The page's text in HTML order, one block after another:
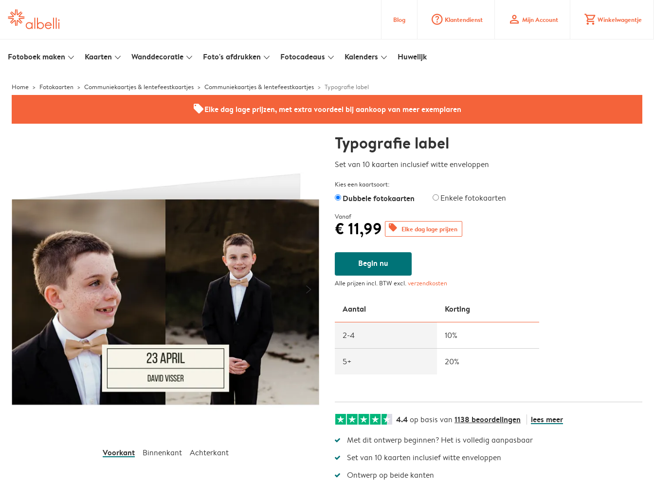
Blog question_mark_circle Klantendienst profile Mijn Account shopping_cart Winkelwagentje
Fotoboek maken slim_arrow_down Kaarten slim_arrow_down Wanddecoratie slim_arrow_down Foto's afdrukken slim_arrow_down Fotocadeaus slim_arrow_down Kalenders slim_arrow_down Huwelijk
Home Fotokaarten Communiekaartjes & lentefeestkaartjes Communiekaartjes & lentefeestkaartjes Typografie label
offersElke dag lage prijzen, met extra voordeel bij aankoop van meer exemplaren
Voorkant Binnenkant Achterkant
Typografie label
Set van 10 kaarten inclusief witte enveloppen
Kies een kaartsoort:
Dubbele fotokaarten Enkele fotokaarten
Vanaf
€ 11,99 offers Elke dag lage prijzen
Begin nu
Alle prijzen incl. BTW excl.verzendkosten
Aantal Korting
2-4 10%
5+ 20%
4.4op basis van 1138 beoordelingen lees meer
Met dit ontwerp beginnen? Het is volledig aanpasbaar
Set van 10 kaarten inclusief witte enveloppen
Ontwerp op beide kanten